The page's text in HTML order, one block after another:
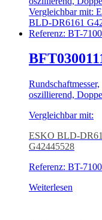
Rundschaftmesser,
oszillierend,
Vergleichbar mit:
ESKO BLD-
G42445528
Referenz: BT-
Weiterlesen